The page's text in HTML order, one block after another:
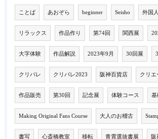
ことば あおぞら beginner Seisho 外国
リラックス 作品作り 第74回 関西展
大字体験 作品解説 2023年9月 30回展
クリパレ クリパレ2023 阪神百貨店 クリエ
作品販売 第30回 記念展 体験コース 基
Making Original Fans Course 大人のお稽古
書写 心斎橋教室 移転 青霄選抜書展